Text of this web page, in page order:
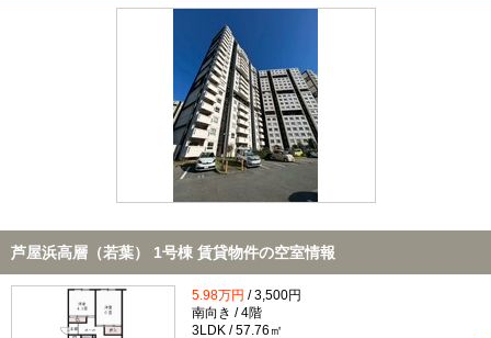
不動産会社から
TOP
芦屋浜高層（若葉） 1号棟 賃貸物件の空室情報
5.98万円 / 3,500円
南向き / 4階
3LDK / 57.76㎡